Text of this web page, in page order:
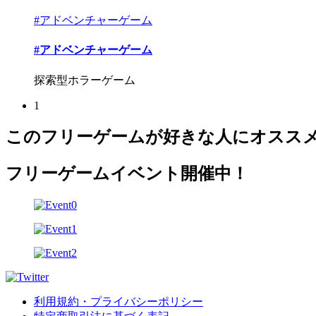
#アドベンチャーゲーム
#アドベンチャーゲーム
探索型ホラーゲーム
1
このフリーゲームが好きな人にオスス
フリーゲームイベント開催中！
利用規約・プライバシーポリシー